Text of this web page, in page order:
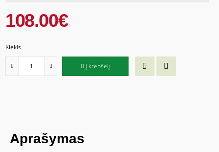
108.00€
Kiekis
Į krepšelį
Aprašymas